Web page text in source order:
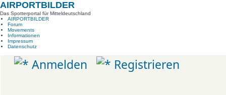
AIRPORTBILDER
Das Spotterportal für Mitteldeutschland
AIRPORTBILDER
Forum
Movements
Informationen
Impressum
Datenschutz
Anmelden Registrieren